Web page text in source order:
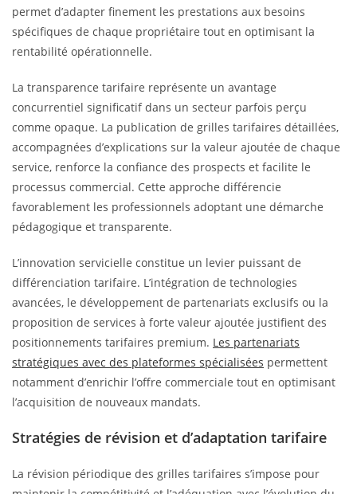
permet d’adapter finement les prestations aux besoins
spécifiques de chaque propriétaire tout en optimisant la
rentabilité opérationnelle.
La transparence tarifaire représente un avantage
concurrentiel significatif dans un secteur parfois perçu
comme opaque. La publication de grilles tarifaires détaillées,
accompagnées d’explications sur la valeur ajoutée de chaque
service, renforce la confiance des prospects et facilite le
processus commercial. Cette approche différencie
favorablement les professionnels adoptant une démarche
pédagogique et transparente.
L’innovation servicielle constitue un levier puissant de
différenciation tarifaire. L’intégration de technologies
avancées, le développement de partenariats exclusifs ou la
proposition de services à forte valeur ajoutée justifient des
positionnements tarifaires premium. Les partenariats
stratégiques avec des plateformes spécialisées permettent
notamment d’enrichir l’offre commerciale tout en optimisant
l’acquisition de nouveaux mandats.
Stratégies de révision et d’adaptation tarifaire
La révision périodique des grilles tarifaires s’impose pour